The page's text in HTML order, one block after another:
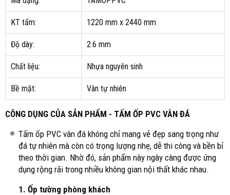
KT tấm: 1220 mm x 2440 mm
Độ dày: 2.6 mm
Chất liệu: Nhựa nguyên sinh
Bề mặt: Vân tự nhiên
CÔNG DỤNG CỦA SẢN PHẨM - TẤM ỐP PVC VÂN ĐÁ
Tấm ốp PVC vân đá không chỉ mang vẻ đẹp sang trọng như
đá tự nhiên mà còn có trọng lượng nhẹ, dễ thi công và bền bỉ
theo thời gian. Nhờ đó, sản phẩm này ngày càng được ứng
dụng rộng rãi trong nhiều không gian nội thất khác nhau.
1. Ốp tường phòng khách